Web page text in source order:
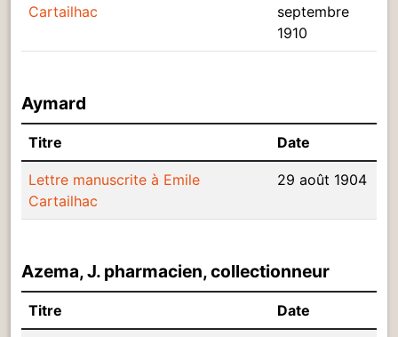
Cartailhac
septembre
1910
Aymard
Titre Date
Lettre manuscrite à Emile
Cartailhac
29 août 1904
Azema, J. pharmacien, collectionneur
Titre Date